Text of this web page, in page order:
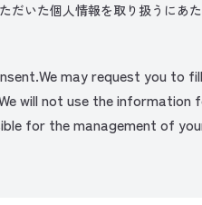
いた個人情報を取り扱うにあた
may request you to
will not use the information
for the management of